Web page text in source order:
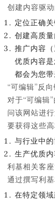
创建内容驱
定位正确关
创建高质量
推广内容
优质内容
都会为您带
“可编辑”反
对于“可编辑
问该网站进行
要获得这些
与行业中的
生产优质内
利基相关客
通过撰写利
在特定领域